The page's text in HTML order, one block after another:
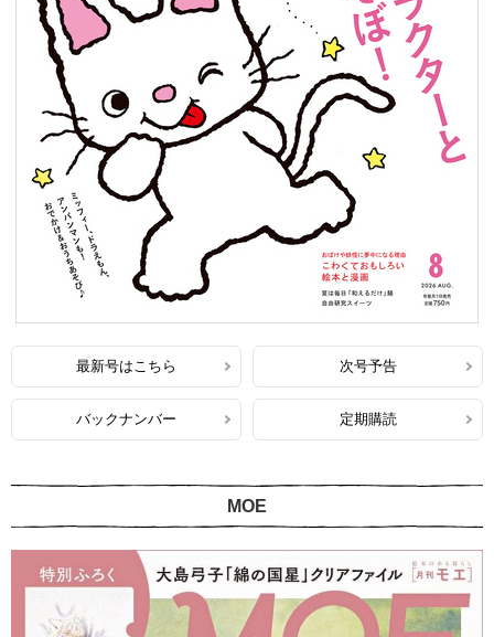
最新号はこちら 次号予告
バックナンバー 定期購読
MOE